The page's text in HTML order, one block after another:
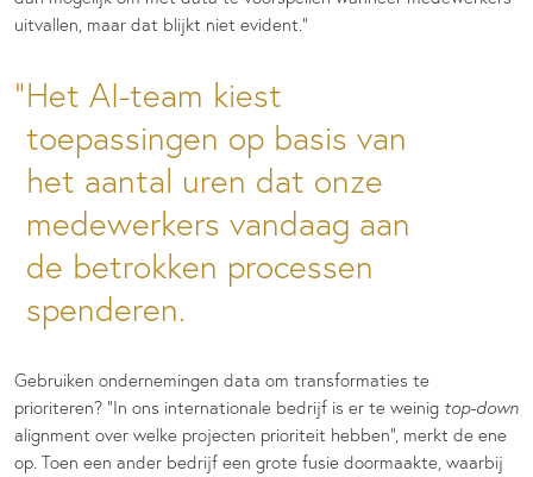
uitvallen, maar dat blijkt niet evident.”
Het AI-team kiest
toepassingen op basis van
het aantal uren dat onze
medewerkers vandaag aan
de betrokken processen
spenderen.
Gebruiken ondernemingen data om transformaties te
prioriteren? “In ons internationale bedrijf is er te weinig top-down
alignment over welke projecten prioriteit hebben”, merkt de ene
op. Toen een ander bedrijf een grote fusie doormaakte, waarbij